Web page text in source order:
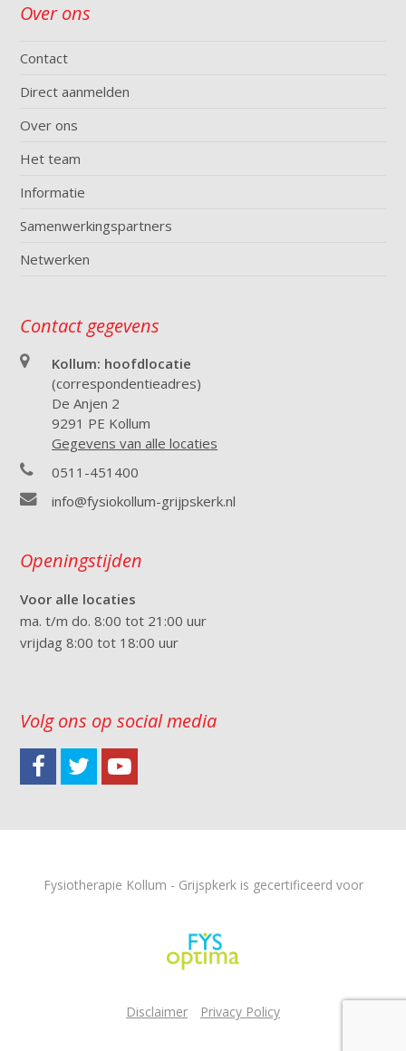
Over ons
Contact
Direct aanmelden
Over ons
Het team
Informatie
Samenwerkingspartners
Netwerken
Contact gegevens
Kollum: hoofdlocatie
(correspondentieadres)
De Anjen 2
9291 PE Kollum
Gegevens van alle locaties
0511-451400
info@fysiokollum-grijpskerk.nl
Openingstijden
Voor alle locaties
ma. t/m do. 8:00 tot 21:00 uur
vrijdag 8:00 tot 18:00 uur
Volg ons op social media
Fysiotherapie Kollum - Grijspkerk is gecertificeerd voor
Disclaimer Privacy Policy